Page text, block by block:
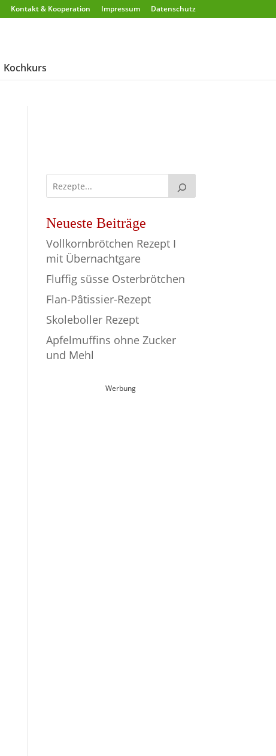
Kontakt & Kooperation Impressum Datenschutz
Kochkurs
Neueste Beiträge
Vollkornbrötchen Rezept I
mit Übernachtgare
Fluffig süsse Osterbrötchen
Flan-Pâtissier-Rezept
Skoleboller Rezept
Apfelmuffins ohne Zucker
und Mehl
Werbung